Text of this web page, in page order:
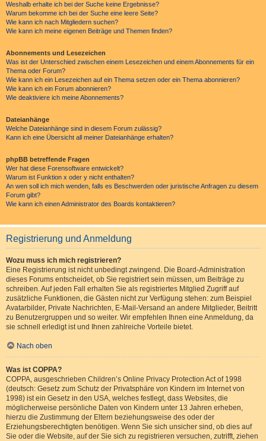
Weshalb erhalte ich bei der Suche keine Ergebnisse?
Warum bekomme ich bei der Suche eine leere Seite?
Wie kann ich nach Mitgliedern suchen?
Wie kann ich meine eigenen Beiträge und Themen finden?
Abonnements und Lesezeichen
Was ist der Unterschied zwischen einem Lesezeichen und einem Abonnements für ein
Thema oder Forum?
Wie kann ich ein Lesezeichen auf ein Thema setzen oder ein Thema abonnieren?
Wie kann ich ein Forum abonnieren?
Wie deaktiviere ich meine Abonnements?
Dateianhänge
Welche Dateianhänge sind in diesem Forum zulässig?
Kann ich eine Übersicht all meiner Dateianhänge erhalten?
phpBB betreffende Fragen
Wer hat diese Forensoftware entwickelt?
Warum ist Funktion x oder y nicht enthalten?
An wen soll ich mich wenden, falls es Beschwerden oder juristische Anfragen zu diesem
Forum gibt?
Wie kann ich einen Administrator des Boards kontaktieren?
Registrierung und Anmeldung
Wozu muss ich mich registrieren?
Eine Registrierung ist nicht unbedingt zwingend. Die Board-Administration
dieses Forums entscheidet, ob Sie registriert sein müssen, um Beiträge zu
schreiben. Auf jeden Fall erhalten Sie als registriertes Mitglied Zugriff auf
zusätzliche Funktionen, die Gästen nicht zur Verfügung stehen: zum Beispiel
Avatarbilder, Private Nachrichten, E-Mail-Versand an andere Mitglieder, Beitritt
zu Benutzergruppen und so weiter. Wir empfehlen Ihnen eine Anmeldung, da
sie schnell erledigt ist und Ihnen zahlreiche Vorteile bietet.
Nach oben
Was ist COPPA?
COPPA, ausgeschrieben Children’s Online Privacy Protection Act of 1998
(deutsch: Gesetz zum Schutz der Privatsphäre von Kindern im Internet von
1998) ist ein Gesetz in den USA, welches festlegt, dass Websites, die
möglicherweise persönliche Daten von Kindern unter 13 Jahren erheben,
hierzu die Zustimmung der Eltern beziehungsweise des oder der
Erziehungsberechtigten benötigen. Wenn Sie sich unsicher sind, ob dies auf
Sie oder die Website, auf der Sie sich zu registrieren versuchen, zutrifft, ziehen